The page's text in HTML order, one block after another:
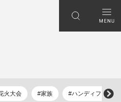
火大会 #家族 #ハンディファン